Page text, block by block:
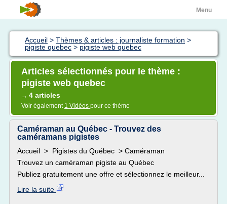
Menu
Accueil > Thèmes & articles : journaliste formation >
pigiste quebec > pigiste web quebec
Articles sélectionnés pour le thème :
pigiste web quebec
→ 4 articles
Voir également 1 Vidéos pour ce thème
Caméraman au Québec - Trouvez des
caméramans pigistes
Accueil > Pigistes du Québec > Caméraman
Trouvez un caméraman pigiste au Québec
Publiez gratuitement une offre et sélectionnez le meilleur...
Lire la suite